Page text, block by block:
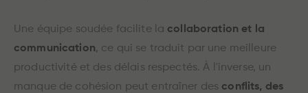
Une équipe soudée facilite la collaboration et la
communication, ce qui se traduit par une meilleure
productivité et des délais respectés. À l'inverse, un
manque de cohésion peut entraîner des conflits, des